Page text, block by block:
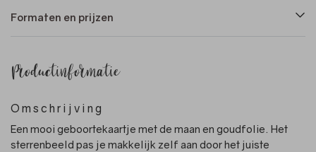
Formaten en prijzen
Productinformatie
Omschrijving
Een mooi geboortekaartje met de maan en goudfolie. Het
sterrenbeeld pas je makkelijk zelf aan door het juiste